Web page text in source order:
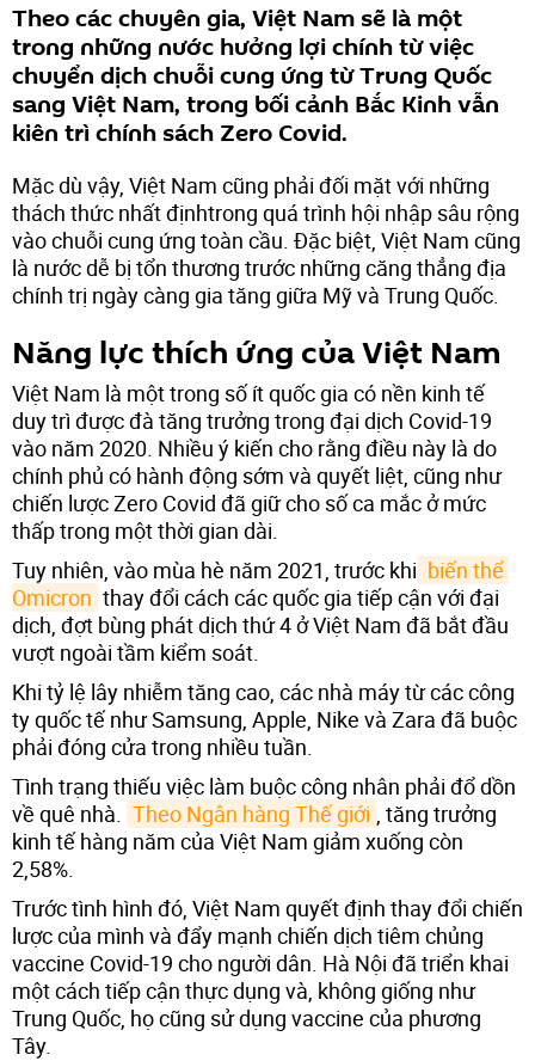
Theo các chuyên gia, Việt Nam sẽ là một
trong những nước hưởng lợi chính từ việc
chuyển dịch chuỗi cung ứng từ Trung Quốc
sang Việt Nam, trong bối cảnh Bắc Kinh vẫn
kiên trì chính sách Zero Covid.
Mặc dù vậy, Việt Nam cũng phải đối mặt với những
thách thức nhất địnhtrong quá trình hội nhập sâu rộng
vào chuỗi cung ứng toàn cầu. Đặc biệt, Việt Nam cũng
là nước dễ bị tổn thương trước những căng thẳng địa
chính trị ngày càng gia tăng giữa Mỹ và Trung Quốc.
Năng lực thích ứng của Việt Nam
Việt Nam là một trong số ít quốc gia có nền kinh tế
duy trì được đà tăng trưởng trong đại dịch Covid-19
vào năm 2020. Nhiều ý kiến ​​cho rằng điều này là do
chính phủ có hành động sớm và quyết liệt, cũng như
chiến lược Zero Covid đã giữ cho số ca mắc ở mức
thấp trong một thời gian dài.
Tuy nhiên, vào mùa hè năm 2021, trước khi biến thể
Omicron thay đổi cách các quốc gia tiếp cận với đại
dịch, đợt bùng phát dịch thứ 4 ở Việt Nam đã bắt đầu
vượt ngoài tầm kiểm soát.
Khi tỷ lệ lây nhiễm tăng cao, các nhà máy từ các công
ty quốc tế như Samsung, Apple, Nike và Zara đã buộc
phải đóng cửa trong nhiều tuần.
Tình trạng thiếu việc làm buộc công nhân phải đổ dồn
về quê nhà.
Theo Ngân hàng Thế giới , tăng trưởng
kinh tế hàng năm của Việt Nam giảm xuống còn
2,58%.
Trước tình hình đó, Việt Nam quyết định thay đổi chiến
lược của mình và đẩy mạnh chiến dịch tiêm chủng
vaccine Covid-19 cho người dân. Hà Nội đã triển khai
một cách tiếp cận thực dụng và, không giống như
Trung Quốc, họ cũng sử dụng vaccine của phương
Tây.